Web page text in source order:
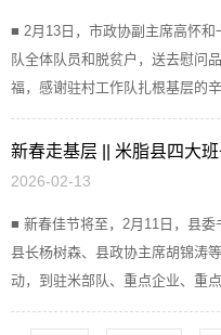
■ 2月13日，市政协副主席高怀
队全体队员和脱贫户，送去慰问
福，感谢驻村工作队扎根基层的
新春走基层 || 米脂县四大
2026-02-13
■ 新春佳节将至，2月11日，县委
县长杨树森、县政协主席胡锦涛
动，到驻米部队、重点企业、重